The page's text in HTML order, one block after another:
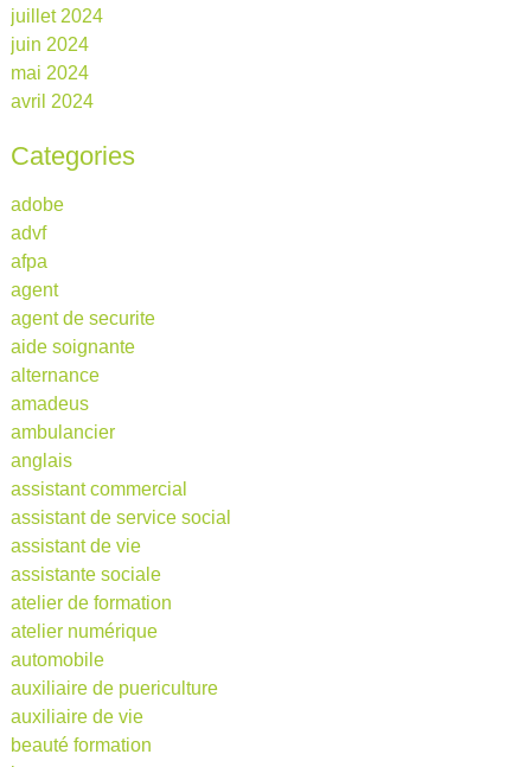
juillet 2024
juin 2024
mai 2024
avril 2024
Categories
adobe
advf
afpa
agent
agent de securite
aide soignante
alternance
amadeus
ambulancier
anglais
assistant commercial
assistant de service social
assistant de vie
assistante sociale
atelier de formation
atelier numérique
automobile
auxiliaire de puericulture
auxiliaire de vie
beauté formation